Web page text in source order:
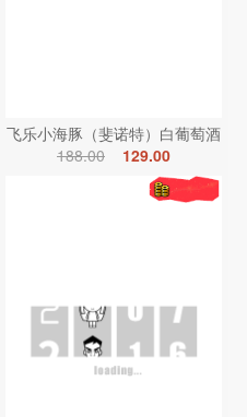
飞乐小海豚（斐诺特）白葡萄酒
188.00
129.00